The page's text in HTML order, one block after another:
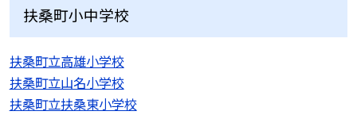
扶桑町小中学校
扶桑町立高雄小学校
扶桑町立山名小学校
扶桑町立扶桑東小学校